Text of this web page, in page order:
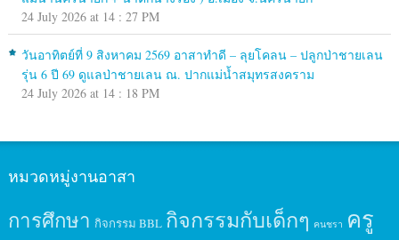
24 July 2026 at 14 : 27 PM
วันอาทิตย์ที่ 9 สิงหาคม 2569 อาสาทำดี – ลุยโคลน – ปลูกป่าชายเลน
รุ่น 6 ปี 69 ดูแลป่าชายเลน ณ. ปากแม่น้ำสมุทรสงคราม
24 July 2026 at 14 : 18 PM
หมวดหมู่งานอาสา
การศึกษา กิจกรรม BBL กิจกรรมกับเด็กๆ คนชรา ครู